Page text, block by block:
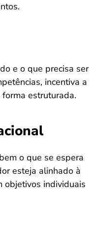
e o que precisa ser
incentiva a
estruturada.
o que se espera
esteja alinhado à
objetivos individuais